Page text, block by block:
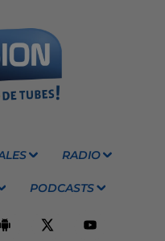
RADIO
PODCASTS